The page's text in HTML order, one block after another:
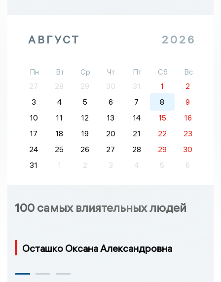
АВГУСТ 2026
Пн Вт Ср Чт Пт Сб
Вс
27
28 29 30 31 1
2
3
4 5 6 7 8
9
10
11 12 13 14 15
16
17
18 19 20 21 22
23
24
25 26 27 28 29
30
31
1 2 3 4 5 6
100 самых влиятельных людей
Осташко Оксана Александровна